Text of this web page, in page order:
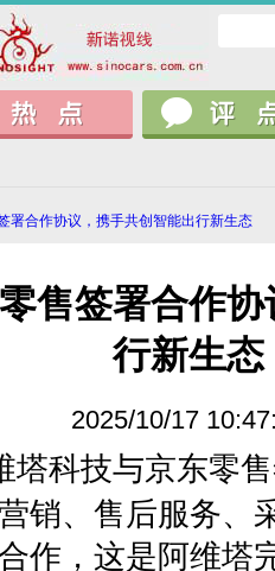
署合作协议，携手共创智能出行新生态
售签署合作
行新生态
2025/10/17
塔科技与京东零
销、售后服务、
作，这是阿维塔